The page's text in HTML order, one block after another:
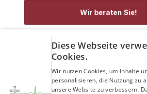
Wir beraten Sie!
service@rennecke-medic.com
Diese Webseite
Cookies.
Wir nutzen Cookies, um Inhalte
personalisieren, die Nutzung zu
unsere Website zu verbessern.